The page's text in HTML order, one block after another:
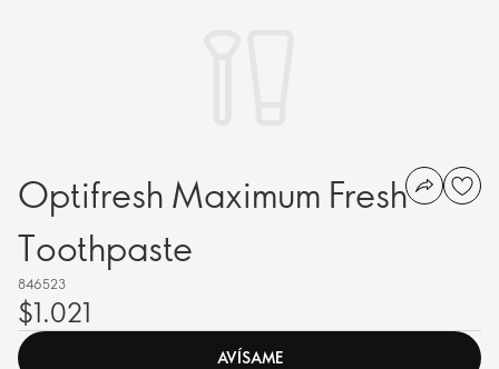
Optifresh Maximum Fresh
Toothpaste
846523
$1.021
AVÍSAME